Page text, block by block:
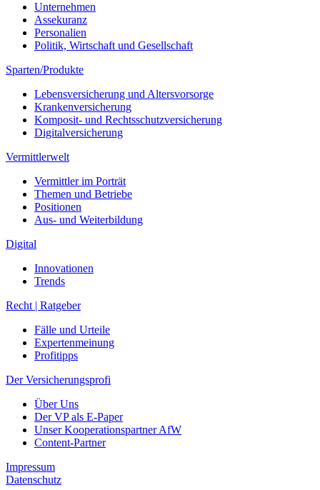
Unternehmen
Assekuranz
Personalien
Politik, Wirtschaft und Gesellschaft
Sparten/Produkte
Lebensversicherung und Altersvorsorge
Krankenversicherung
Komposit- und Rechtsschutzversicherung
Digitalversicherung
Vermittlerwelt
Vermittler im Porträt
Themen und Betriebe
Positionen
Aus- und Weiterbildung
Digital
Innovationen
Trends
Recht | Ratgeber
Fälle und Urteile
Expertenmeinung
Profitipps
Der Versicherungsprofi
Über Uns
Der VP als E-Paper
Unser Kooperationspartner AfW
Content-Partner
Impressum
Datenschutz